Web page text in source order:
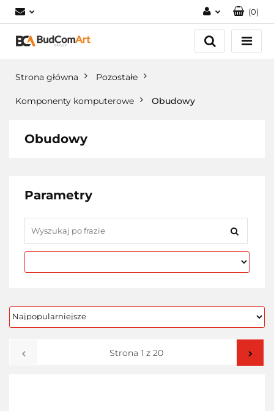
Zaloguj się
(0)
Strona główna Pozostałe
Komponenty komputerowe Obudowy
Obudowy
Parametry